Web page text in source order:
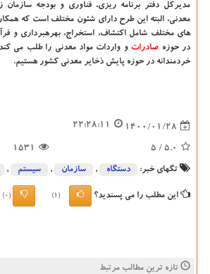
مدیرکل دفتر برنامه ریزی، فناوری و بودجه
معدنی، البته این طرح دارای شئون مختلف است که
در حوزه صادرات و واردات مواد معدنی را طلب می
خردمندانه در حوزه پایش ذخایر معدنی کشور هستیم.
1400/01/28
22:28:11
5.0
/ 5
1531
تگهای خبر: دستگاه , سازمان , سیستم ,
این مطلب را می پسندید؟ (1)
(0)
تازه ترین مطالب مرتبط